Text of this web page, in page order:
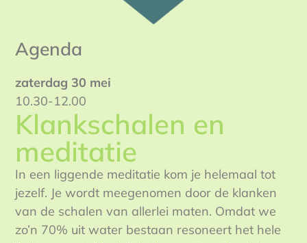
Agenda
zaterdag 30 mei
10.30-12.00
Klankschalen en
meditatie
In een liggende meditatie kom je helemaal tot
jezelf. Je wordt meegenomen door de klanken
van de schalen van allerlei maten. Omdat we
zo’n 70% uit water bestaan resoneert het hele